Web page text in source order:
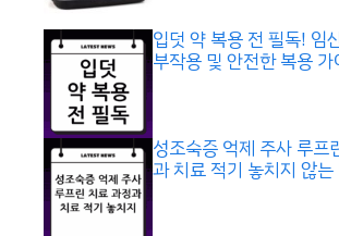
입덧 약 복용 전 필독! 임
부작용 및 안전한 복용 가
성조숙증 억제 주사 루프
과 치료 적기 놓치지 않는